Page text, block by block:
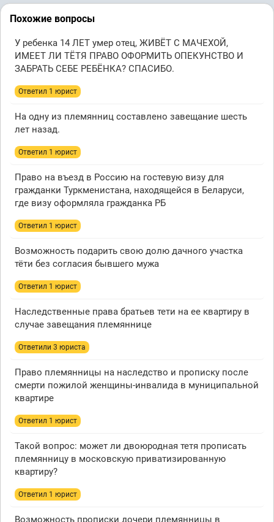
Похожие вопросы
У ребенка 14 ЛЕТ умер отец, ЖИВЁТ С МАЧЕХОЙ,
ИМЕЕТ ЛИ ТЁТЯ ПРАВО ОФОРМИТЬ ОПЕКУНСТВО И
ЗАБРАТЬ СЕБЕ РЕБЁНКА? СПАСИБО.
Ответил 1 юрист
На одну из племянниц составлено завещание шесть
лет назад.
Ответил 1 юрист
Право на въезд в Россию на гостевую визу для
гражданки Туркменистана, находящейся в Беларуси,
где визу оформляла гражданка РБ
Ответил 1 юрист
Возможность подарить свою долю дачного участка
тёти без согласия бывшего мужа
Ответил 1 юрист
Наследственные права братьев тети на ее квартиру в
случае завещания племяннице
Ответили 3 юристa
Право племянницы на наследство и прописку после
смерти пожилой женщины-инвалида в муниципальной
квартире
Ответил 1 юрист
Такой вопрос: может ли двоюродная тетя прописать
племянницу в московскую приватизированную
квартиру?
Ответил 1 юрист
Возможность прописки дочери племянницы в